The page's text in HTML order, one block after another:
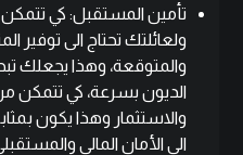
تأمين المستقبل: كي
ولعائلتك تحتاج الى توفير
والمتوقعة، وهذا يجعلك
الديون بسرعة، كي تتمكن
والاستثمار وهذا يكون
الى الأمان المالى